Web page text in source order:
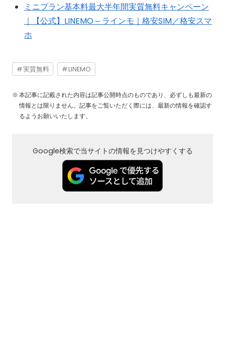
ミニプラン基本料最大半年間実質無料キャンペーン
｜【公式】LINEMO – ラインモ｜格安SIM／格安スマ
ホ
実質無料 LINEMO
本記事に記載された内容は記事公開時点のものであり、必ずしも最新の
情報とは限りません。記事をご覧いただく際には、最新の情報を確認す
るようお願いいたします。
Google検索で当サイトの情報を見つけやすくする